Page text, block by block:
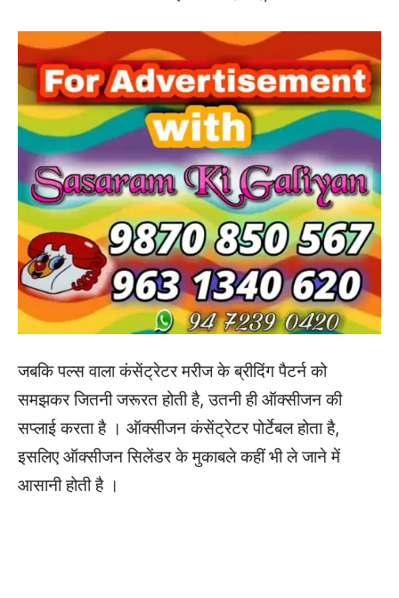
जबकि पल्स वाला कंसेंट्रेटर मरीज के ब्रीदिंग पैटर्न को
समझकर जितनी जरूरत होती है, उतनी ही ऑक्सीजन की
सप्लाई करता है । ऑक्सीजन कंसेंट्रेटर पोर्टेबल होता है,
इसलिए ऑक्सीजन सिलेंडर के मुकाबले कहीं भी ले जाने में
आसानी होती है ।